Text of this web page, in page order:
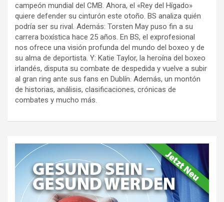
campeón mundial del CMB. Ahora, el «Rey del Hígado»
quiere defender su cinturón este otoño. BS analiza quién
podría ser su rival. Además: Torsten May puso fin a su
carrera boxística hace 25 años. En BS, el exprofesional
nos ofrece una visión profunda del mundo del boxeo y de
su alma de deportista. Y: Katie Taylor, la heroína del boxeo
irlandés, disputa su combate de despedida y vuelve a subir
al gran ring ante sus fans en Dublín. Además, un montón
de historias, análisis, clasificaciones, crónicas de
combates y mucho más.